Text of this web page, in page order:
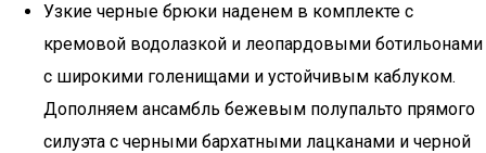
Узкие черные брюки наденем в комплекте с
кремовой водолазкой и леопардовыми ботильонами
с широкими голенищами и устойчивым каблуком.
Дополняем ансамбль бежевым полупальто прямого
силуэта с черными бархатными лацканами и черной